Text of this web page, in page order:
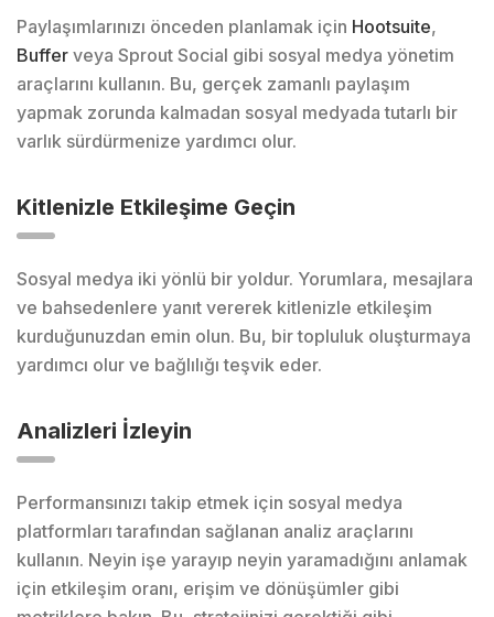
Paylaşımlarınızı önceden planlamak için Hootsuite,
Buffer veya Sprout Social gibi sosyal medya yönetim
araçlarını kullanın. Bu, gerçek zamanlı paylaşım
yapmak zorunda kalmadan sosyal medyada tutarlı bir
varlık sürdürmenize yardımcı olur.
Kitlenizle Etkileşime Geçin
Sosyal medya iki yönlü bir yoldur. Yorumlara, mesajlara
ve bahsedenlere yanıt vererek kitlenizle etkileşim
kurduğunuzdan emin olun. Bu, bir topluluk oluşturmaya
yardımcı olur ve bağlılığı teşvik eder.
Analizleri İzleyin
Performansınızı takip etmek için sosyal medya
platformları tarafından sağlanan analiz araçlarını
kullanın. Neyin işe yarayıp neyin yaramadığını anlamak
için etkileşim oranı, erişim ve dönüşümler gibi